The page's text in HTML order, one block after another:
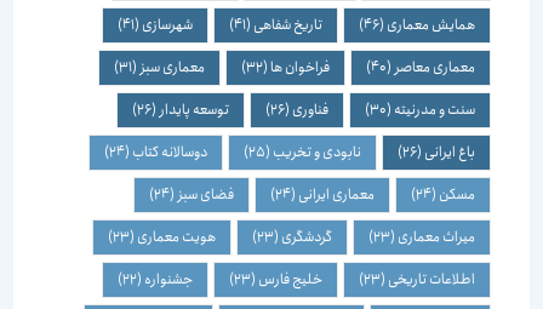
همایش معماری(46) تاریخ شفاهی(41) شهرسازی(41)
معماری معاصر(40) فراخوان ها(32) معماری سبز(31)
سنت و مدرنیته(30) فناوری(26) توسعه پایدار(26)
باغ ایرانی(26) نابودی و تخریب(25) دوسالانه کتاب(24)
مسکن(24) معماری ایرانی(24) فضای سبز(24)
میراث معماری(23) گردشگری(23) هویت معماری(23)
اطلاعات تاریخی(23) خلیج فارس(23) جشنواره(22)